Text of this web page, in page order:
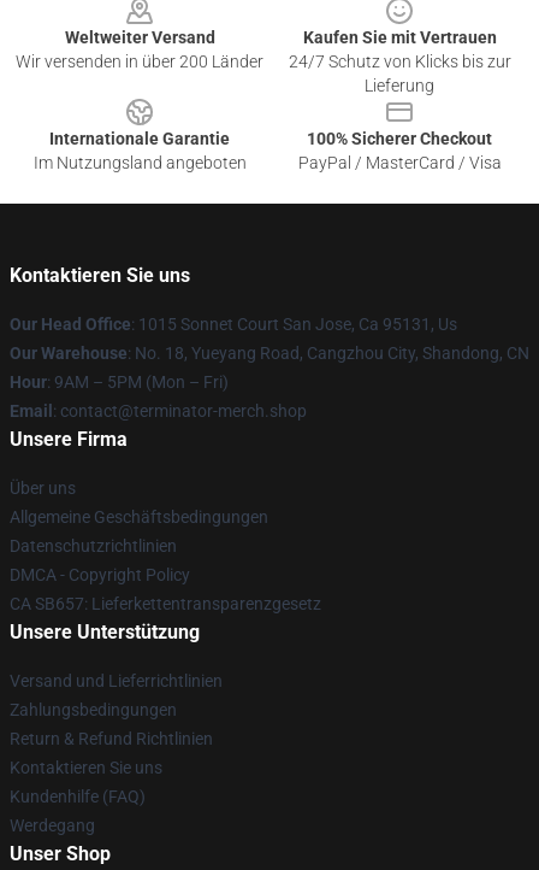
Weltweiter Versand
Wir versenden in über 200 Länder
Kaufen Sie mit Vertrauen
24/7 Schutz von Klicks bis zur
Lieferung
Internationale Garantie
Im Nutzungsland angeboten
100% Sicherer Checkout
PayPal / MasterCard / Visa
Kontaktieren Sie uns
Our Head Office: 1015 Sonnet Court San Jose, Ca 95131, Us
Our Warehouse: No. 18, Yueyang Road, Cangzhou City, Shandong, CN
Hour: 9AM – 5PM (Mon – Fri)
Email : contact@terminator-merch.shop
Unsere Firma
Über uns
Allgemeine Geschäftsbedingungen
Datenschutzrichtlinien
DMCA - Copyright Policy
CA SB657: Lieferkettentransparenzgesetz
Unsere Unterstützung
Versand und Lieferrichtlinien
Zahlungsbedingungen
Return & Refund Richtlinien
Kontaktieren Sie uns
Kundenhilfe (FAQ)
Werdegang
Unser Shop